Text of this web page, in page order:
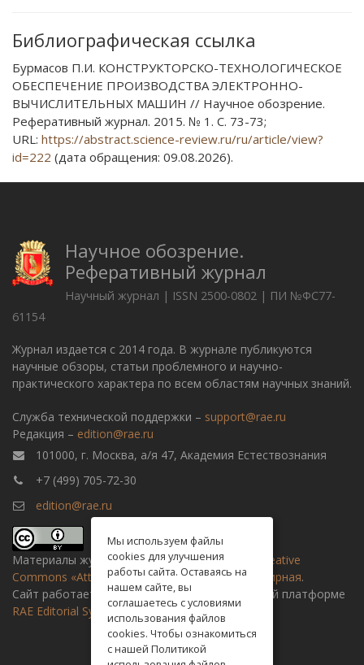
Библиографическая ссылка
Бурмасов П.И. КОНСТРУКТОРСКО-ТЕХНОЛОГИЧЕСКОЕ
ОБЕСПЕЧЕНИЕ ПРОИЗВОДСТВА ЭЛЕКТРОННО-
ВЫЧИСЛИТЕЛЬНЫХ МАШИН // Научное обозрение.
Реферативный журнал. 2015. № 1. С. 73-73;
URL: https://abstract.science-review.ru/ru/article/view?
id=222 (дата обращения: 09.08.2026).
Научное обозрение.
Реферативный журнал
Научный журнал | ISSN 2500-0802 | ПИ №ФС77-
61154
Журнал издается с 2014 года. В журнале публикуются
научные обзоры, статьи проблемного и научно-
практического характера по всем областям научных знаний.
Служба технической поддержки – support@rae.ru
Редакция – edition@rae.ru
101000, г. Москва, а/я 47, Академия Естествознания
+7 (499) 705-72-30
edition@rae.ru
Материалы журнала доступны полицензии Creative
Commons «Attribution» («Атрибуция») 4.0 Всемирная.
Сайт работает на универсальной издательской платформе
RAE Editorial System
Мы используем файлы
cookies для улучшения
работы сайта. Оставаясь на
нашем сайте, вы
соглашаетесь с условиями
использования файлов
cookies. Чтобы ознакомиться
с нашей Политикой